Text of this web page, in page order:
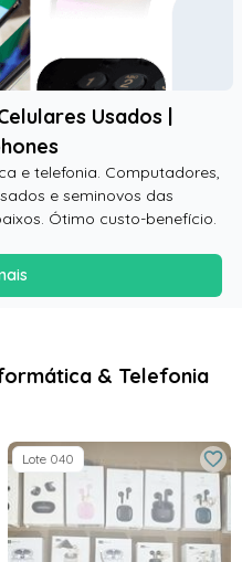
Usados |
e telefonia. Computadores,
e seminovos das
Ótimo custo-benefício.
& Telefonia
Lote 040